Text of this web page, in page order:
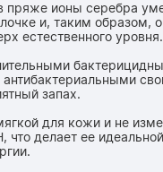
ионы серебра
и, таким образом,
естественного уровня.
запах.
для кожи и не
что делает ее